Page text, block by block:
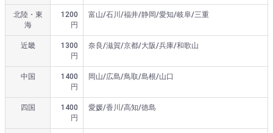
北陸・東
海
1200
円
富山/石川/福井/静岡/愛知/岐阜/三重
近畿
1300
円
奈良/滋賀/京都/大阪/兵庫/和歌山
中国
1400
円
岡山/広島/鳥取/島根/山口
四国
1400
円
愛媛/香川/高知/徳島